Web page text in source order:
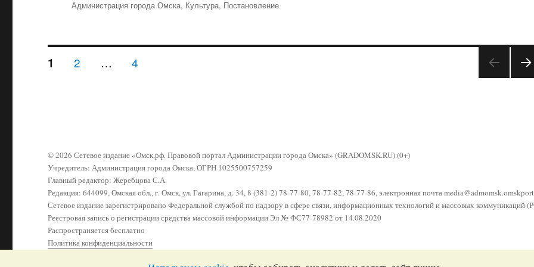
Рубрики
Администрация города Омска, Культура, Постановление
Навигация
СТРАНИЦА
1 СТРАНИЦА
2 … СТРАНИЦА
4
© 2026 Сетевое издание «Омск.рф. Правовой портал Администрации города Омска» (GRADOMSK.RU) (0+)
Учредитель: Администрация города Омска, ОГРН 1025500757259
Главный редактор: Жеребцова С.А.
Редакция: 644099, Омская обл., г. Омск, ул. Гагарина, д. 34, 8 (381-2) 78-77-80, 78-77-82, 78-77-86, электронная почта
Сетевое издание зарегистрировано Федеральной службой по надзору в сфере связи, информационных технологий и массовых
Реестровая запись о регистрации средства массовой информации Эл № ФС77-78982 от 14.08.2020
Распространяется бесплатно
Политика конфиденциальности